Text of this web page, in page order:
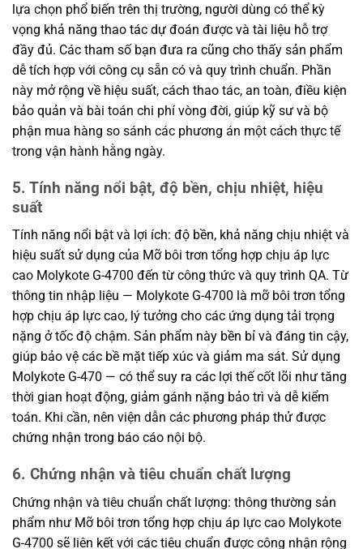
lựa chọn phổ biến trên thị trường, người dùng có thể kỳ
vọng khả năng thao tác dự đoán được và tài liệu hỗ trợ
đầy đủ. Các tham số bạn đưa ra cũng cho thấy sản phẩm
dễ tích hợp với công cụ sẵn có và quy trình chuẩn. Phần
này mở rộng về hiệu suất, cách thao tác, an toàn, điều kiện
bảo quản và bài toán chi phí vòng đời, giúp kỹ sư và bộ
phận mua hàng so sánh các phương án một cách thực tế
trong vận hành hằng ngày.
5. Tính năng nổi bật, độ bền, chịu nhiệt, hiệu
suất
Tính năng nổi bật và lợi ích: độ bền, khả năng chịu nhiệt và
hiệu suất sử dụng của Mỡ bôi trơn tổng hợp chịu áp lực
cao Molykote G-4700 đến từ công thức và quy trình QA. Từ
thông tin nhập liệu — Molykote G-4700 là mỡ bôi trơn tổng
hợp chịu áp lực cao, lý tưởng cho các ứng dụng tải trọng
nặng ở tốc độ chậm. Sản phẩm này bền bỉ và đáng tin cậy,
giúp bảo vệ các bề mặt tiếp xúc và giảm ma sát. Sử dụng
Molykote G-470 — có thể suy ra các lợi thế cốt lõi như tăng
thời gian hoạt động, giảm gánh nặng bảo trì và dễ kiểm
toán. Khi cần, nên viện dẫn các phương pháp thử được
chứng nhận trong báo cáo nội bộ.
6. Chứng nhận và tiêu chuẩn chất lượng
Chứng nhận và tiêu chuẩn chất lượng: thông thường sản
phẩm như Mỡ bôi trơn tổng hợp chịu áp lực cao Molykote
G-4700 sẽ liên kết với các tiêu chuẩn được công nhận rộng